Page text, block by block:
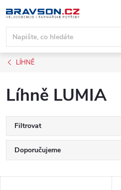
na
obsah
LÍHNĚ
Líhně LUMIA
Filtrovat
Ř
a
Doporučujeme